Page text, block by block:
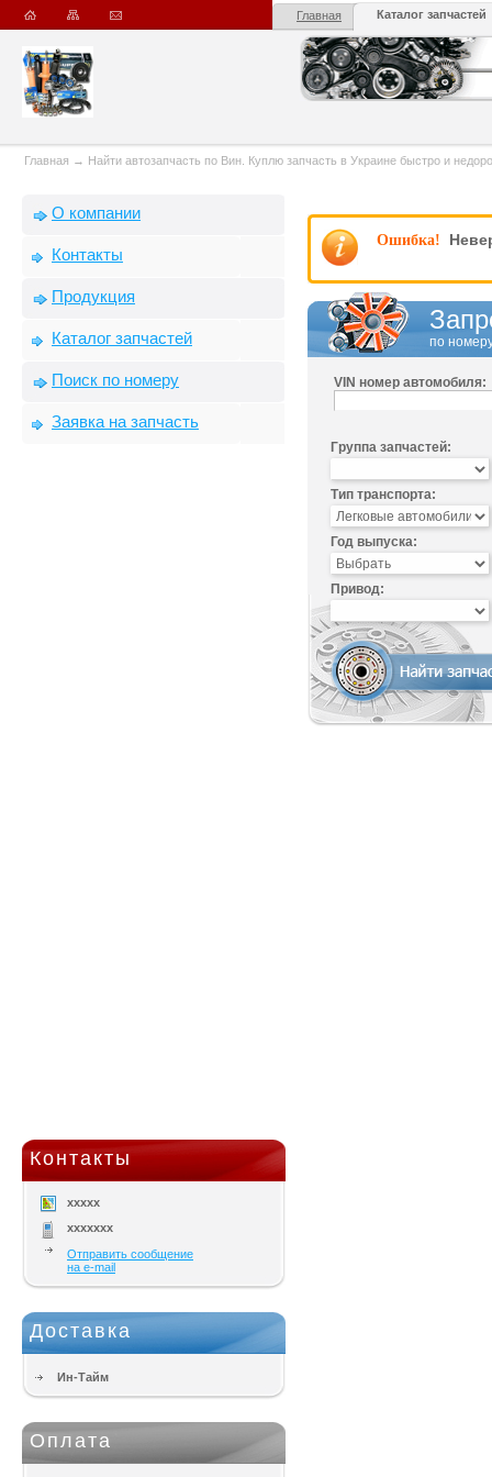
Главная Каталог запчастей
Главная → Найти автозапчасть по Вин. Куплю запчасть в Украине быстро и
О компании
Контакты
Продукция
Каталог запчастей
Поиск по номеру
Заявка на запчасть
Контакты
xxxxx
xxxxxxx
Отправить сообщение
на e-mail
Доставка
Ин-Тайм
Оплата
Ошибка!
по
VIN номер автомобиля:
Группа запчастей:
Тип транспорта:
Год выпуска:
Привод: